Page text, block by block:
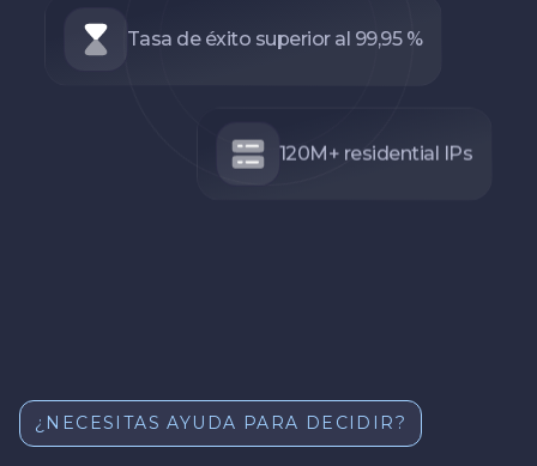
Tasa de éxito superior al 99,95 %
120M+ residential IPs
¿NECESITAS AYUDA PARA DECIDIR?